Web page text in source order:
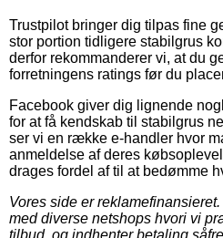
Trustpilot bringer dig tilpas fine
stor portion tidligere stabilgrus
derfor rekommanderer vi, at du
forretningens ratings før du
Facebook giver dig lignende
for at få kendskab til stabilgrus
ser vi en række e-handler hvor
anmeldelse af deres
drages fordel af til at bedømme
Vores side er
med diverse netshops hvori vi